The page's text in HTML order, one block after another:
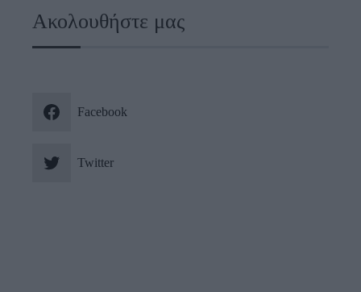
Ακολουθήστε μας
Facebook
Twitter